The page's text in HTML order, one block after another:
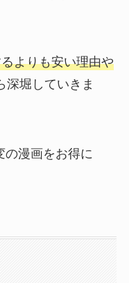
よりも安い理由や
深堀していきま
の漫画をお得に